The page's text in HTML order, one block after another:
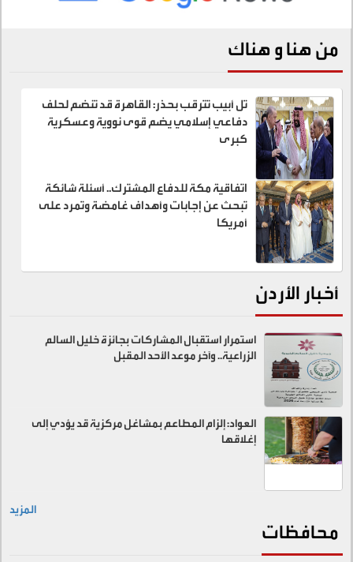
من هنا و هناك
تل أبيب تترقب بحذر: القاهرة قد تنضم لحلف
دفاعي إسلامي يضم قوى نووية وعسكرية
كبرى
اتفاقية مكة للدفاع المشترك.. أسئلة شائكة
تبحث عن إجابات وأهداف غامضة وتمرد على
أمريكا
أخبار الأردن
استمرار استقبال المشاركات بجائزة خليل السالم
الزراعية.. وآخر موعد الأحد المقبل
العواد: إلزام المطاعم بمشاغل مركزية قد يؤدي إلى
إغلاقها
المزيد
محافظات